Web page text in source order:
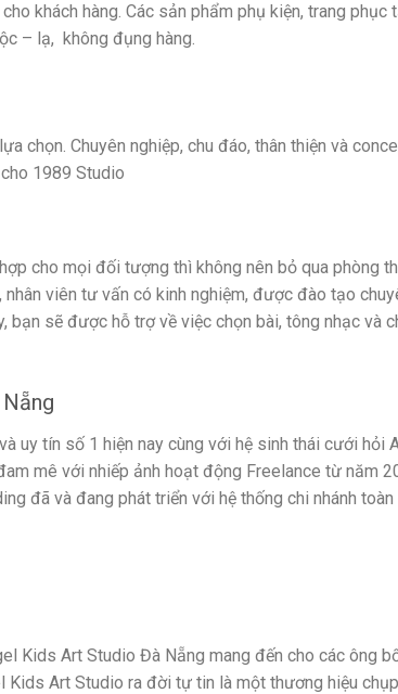
khách hàng. Các sản phẩm phụ kiện, trang phục
– lạ, không đụng hàng.
chọn. Chuyên nghiệp, chu đáo, thân thiện và
1989 Studio
cho mọi đối tượng thì không nên bỏ qua phòng
viên tư vấn có kinh nghiệm, được đào tạo
bạn sẽ được hỗ trợ về việc chọn bài, tông nhạc và
uy tín số 1 hiện nay cùng với hệ sinh thái cưới hỏi
mê với nhiếp ảnh hoạt động Freelance từ năm
đã và đang phát triển với hệ thống chi nhánh
Kids Art Studio Đà Nẵng mang đến cho các ông
Art Studio ra đời tự tin là một thương hiệu